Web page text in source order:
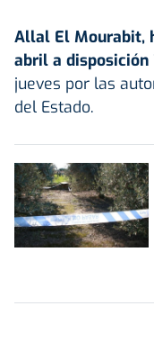
Allal El Mourabit,
abril a
jueves por las
del Estado.